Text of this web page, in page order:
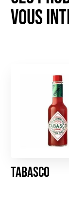
Tabasco